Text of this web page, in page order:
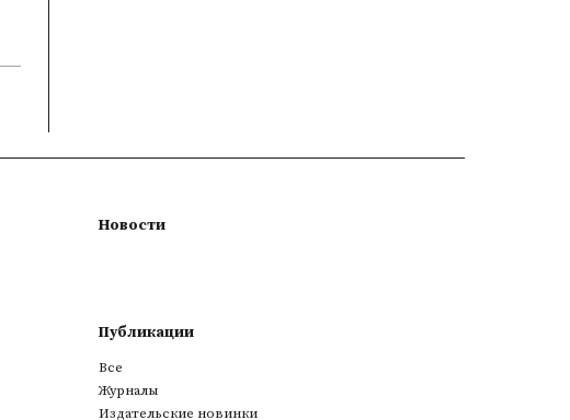
Новости
Публикации
Все
Журналы
Издательские новинки